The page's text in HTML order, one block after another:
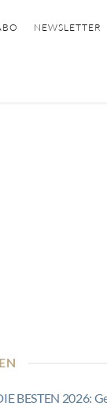
NEWSLETTER
BESTEN 2026: